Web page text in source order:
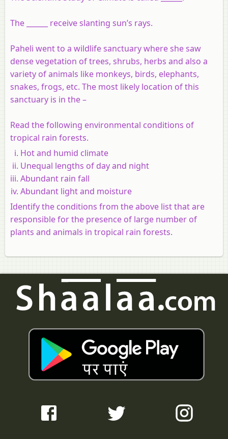
The ______ receive slanting sun’s rays.
Paheli went to a wildlife sanctuary where she saw
dense vegetation of trees, shrubs, herbs and also a
variety of animals like monkeys, birds, elephants,
snakes, frogs, etc. The most likely location of this
sanctuary is in the –
Read the following environmental conditions of
tropical rain forests.
Hot and humid climate
Unequal lengths of day and night
Abundant rain fall
Abundant light and moisture
Identify the conditions from the above list that are
responsible for the presence of large number of
plants and animals in tropical rain forests.